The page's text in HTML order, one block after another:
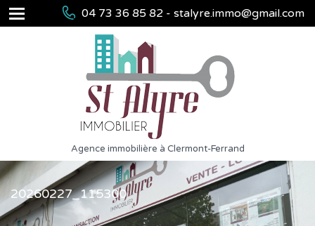
04 73 36 85 82 - stalyre.immo@gmail.com
Agence immobilière à Clermont-Ferrand
20260227_115300